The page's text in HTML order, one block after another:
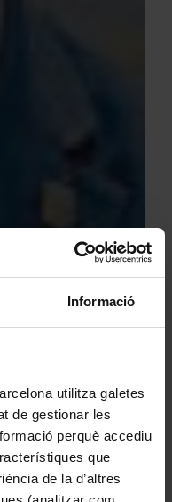
Informació
utilitza galetes
de gestionar les
perquè accediu
que
de la d’altres